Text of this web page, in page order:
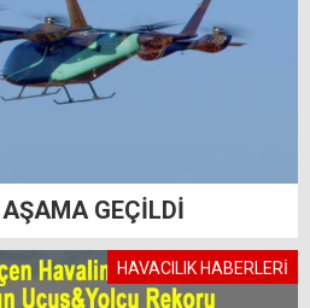
GEÇİLDİ
HAVACILIK HABERLERİ